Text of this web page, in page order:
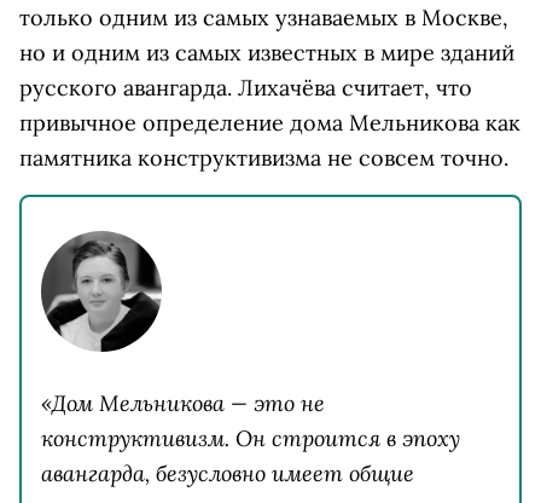
только одним из самых узнаваемых в Москве,
но и одним из самых известных в мире зданий
русского авангарда. Лихачёва считает, что
привычное определение дома Мельникова как
памятника конструктивизма не совсем точно.
«До​м Мельникова — это не
конструктивизм. Он строится в эпоху
авангарда, безусловно имеет общие